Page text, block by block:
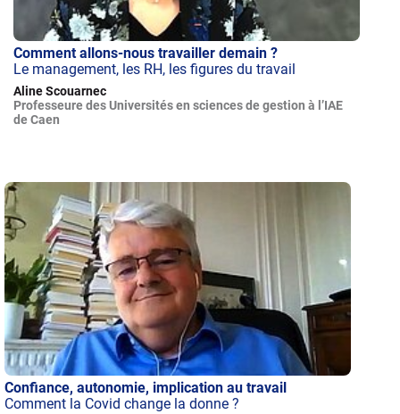
Comment allons-nous travailler demain ?
Le management, les RH, les figures du travail
Aline Scouarnec
Professeure des Universités en sciences de gestion à l’IAE
de Caen
Confiance, autonomie, implication au travail
Comment la Covid change la donne ?